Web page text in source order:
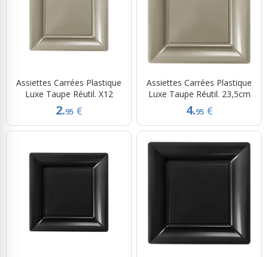
Assiettes Carrées Plastique
Luxe Taupe Réutil. X12
2.95 €
Assiettes Carrées Plastique
Luxe Taupe Réutil. 23,5cm
4.95 €